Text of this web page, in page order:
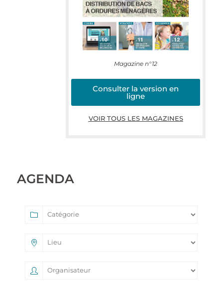
Magazine n°12
Consulter la version en
ligne
VOIR TOUS LES MAGAZINES
AGENDA